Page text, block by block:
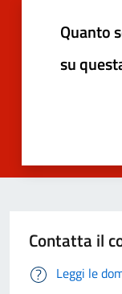
Quanto
su
Contatta il
Leggi le